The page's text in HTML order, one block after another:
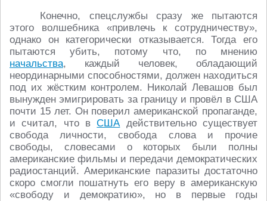
Конечно, спецслужбы сразу же пытаются
этого волшебника «привлечь к сотрудничеству»,
однако он категорически отказывается. Тогда его
пытаются убить, потому что, по мнению
начальства, каждый человек, обладающий
неординарными способностями, должен находиться
под их жёстким контролем. Николай Левашов был
вынужден эмигрировать за границу и провёл в США
почти 15 лет. Он поверил американской пропаганде,
и считал, что вСШАдействительно существует
свобода личности, свобода слова и прочие
свободы, словесами о которых были полны
американские фильмы и передачи демократических
радиостанций. Американские паразиты достаточно
скоро смогли пошатнуть его веру в американскую
«свободу и демократию», но в первые годы